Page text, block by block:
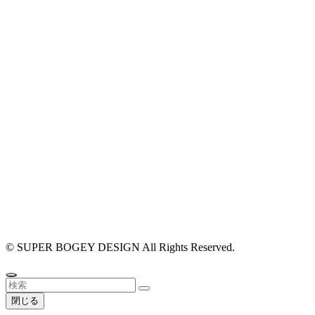
© SUPER BOGEY DESIGN All Rights Reserved.
閉じる